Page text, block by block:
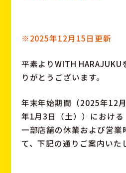
※2025年12月15日更新
平素よりWITH HARAJUKU
りがとうございます。
年末年始期間（2025年12
年1月3日（土））における
一部店舗の休業および営業
て、下記の通りご案内いた